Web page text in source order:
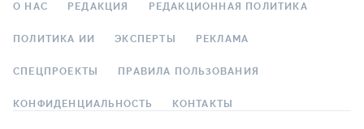
О НАС РЕДАКЦИЯ РЕДАКЦИОННАЯ ПОЛИТИКА
ПОЛИТИКА ИИ ЭКСПЕРТЫ РЕКЛАМА
СПЕЦПРОЕКТЫ ПРАВИЛА ПОЛЬЗОВАНИЯ
КОНФИДЕНЦИАЛЬНОСТЬ КОНТАКТЫ